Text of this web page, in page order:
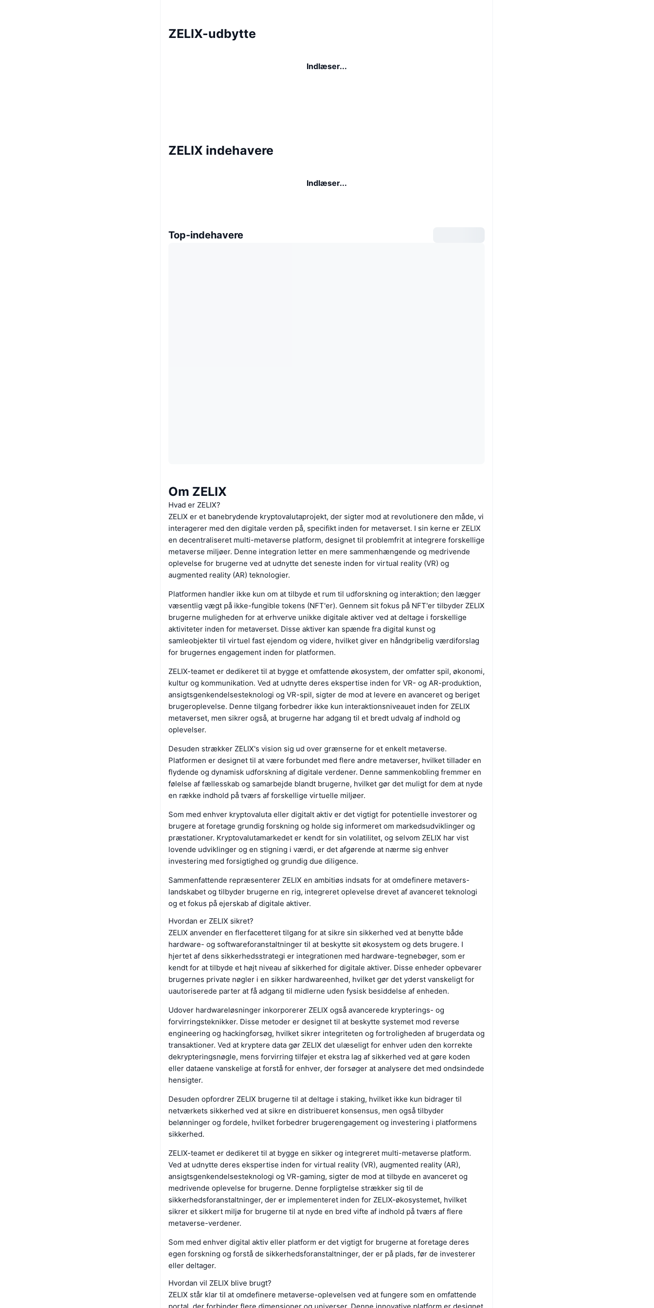
ZELIX-udbytte
Indlæser...
ZELIX indehavere
Indlæser...
Top-indehavere
Om ZELIX
Hvad er ZELIX?
ZELIX er et banebrydende kryptovalutaprojekt, der sigter mod at revolutionere den måde, vi
interagerer med den digitale verden på, specifikt inden for metaverset. I sin kerne er ZELIX
en decentraliseret multi-metaverse platform, designet til problemfrit at integrere forskellige
metaverse miljøer. Denne integration letter en mere sammenhængende og medrivende
oplevelse for brugerne ved at udnytte det seneste inden for virtual reality (VR) og
augmented reality (AR) teknologier.
Platformen handler ikke kun om at tilbyde et rum til udforskning og interaktion; den lægger
væsentlig vægt på ikke-fungible tokens (NFT'er). Gennem sit fokus på NFT'er tilbyder ZELIX
brugerne muligheden for at erhverve unikke digitale aktiver ved at deltage i forskellige
aktiviteter inden for metaverset. Disse aktiver kan spænde fra digital kunst og
samleobjekter til virtuel fast ejendom og videre, hvilket giver en håndgribelig værdiforslag
for brugernes engagement inden for platformen.
ZELIX-teamet er dedikeret til at bygge et omfattende økosystem, der omfatter spil, økonomi,
kultur og kommunikation. Ved at udnytte deres ekspertise inden for VR- og AR-produktion,
ansigtsgenkendelsesteknologi og VR-spil, sigter de mod at levere en avanceret og beriget
brugeroplevelse. Denne tilgang forbedrer ikke kun interaktionsniveauet inden for ZELIX
metaverset, men sikrer også, at brugerne har adgang til et bredt udvalg af indhold og
oplevelser.
Desuden strækker ZELIX's vision sig ud over grænserne for et enkelt metaverse.
Platformen er designet til at være forbundet med flere andre metaverser, hvilket tillader en
flydende og dynamisk udforskning af digitale verdener. Denne sammenkobling fremmer en
følelse af fællesskab og samarbejde blandt brugerne, hvilket gør det muligt for dem at nyde
en række indhold på tværs af forskellige virtuelle miljøer.
Som med enhver kryptovaluta eller digitalt aktiv er det vigtigt for potentielle investorer og
brugere at foretage grundig forskning og holde sig informeret om markedsudviklinger og
præstationer. Kryptovalutamarkedet er kendt for sin volatilitet, og selvom ZELIX har vist
lovende udviklinger og en stigning i værdi, er det afgørende at nærme sig enhver
investering med forsigtighed og grundig due diligence.
Sammenfattende repræsenterer ZELIX en ambitiøs indsats for at omdefinere metavers-
landskabet og tilbyder brugerne en rig, integreret oplevelse drevet af avanceret teknologi
og et fokus på ejerskab af digitale aktiver.
Hvordan er ZELIX sikret?
ZELIX anvender en flerfacetteret tilgang for at sikre sin sikkerhed ved at benytte både
hardware- og softwareforanstaltninger til at beskytte sit økosystem og dets brugere. I
hjertet af dens sikkerhedsstrategi er integrationen med hardware-tegnebøger, som er
kendt for at tilbyde et højt niveau af sikkerhed for digitale aktiver. Disse enheder opbevarer
brugernes private nøgler i en sikker hardwareenhed, hvilket gør det yderst vanskeligt for
uautoriserede parter at få adgang til midlerne uden fysisk besiddelse af enheden.
Udover hardwareløsninger inkorporerer ZELIX også avancerede krypterings- og
forvirringsteknikker. Disse metoder er designet til at beskytte systemet mod reverse
engineering og hackingforsøg, hvilket sikrer integriteten og fortroligheden af brugerdata og
transaktioner. Ved at kryptere data gør ZELIX det ulæseligt for enhver uden den korrekte
dekrypteringsnøgle, mens forvirring tilføjer et ekstra lag af sikkerhed ved at gøre koden
eller dataene vanskelige at forstå for enhver, der forsøger at analysere det med ondsindede
hensigter.
Desuden opfordrer ZELIX brugerne til at deltage i staking, hvilket ikke kun bidrager til
netværkets sikkerhed ved at sikre en distribueret konsensus, men også tilbyder
belønninger og fordele, hvilket forbedrer brugerengagement og investering i platformens
sikkerhed.
ZELIX-teamet er dedikeret til at bygge en sikker og integreret multi-metaverse platform.
Ved at udnytte deres ekspertise inden for virtual reality (VR), augmented reality (AR),
ansigtsgenkendelsesteknologi og VR-gaming, sigter de mod at tilbyde en avanceret og
medrivende oplevelse for brugerne. Denne forpligtelse strækker sig til de
sikkerhedsforanstaltninger, der er implementeret inden for ZELIX-økosystemet, hvilket
sikrer et sikkert miljø for brugerne til at nyde en bred vifte af indhold på tværs af flere
metaverse-verdener.
Som med enhver digital aktiv eller platform er det vigtigt for brugerne at foretage deres
egen forskning og forstå de sikkerhedsforanstaltninger, der er på plads, før de investerer
eller deltager.
Hvordan vil ZELIX blive brugt?
ZELIX står klar til at omdefinere metaverse-oplevelsen ved at fungere som en omfattende